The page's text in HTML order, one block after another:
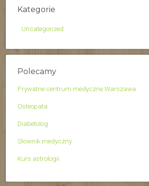
Kategorie
Uncategorized
Polecamy
Prywatne centrum medyczne Warszawa
Osteopata
Diabetolog
Słownik medyczny
Kurs astrologii